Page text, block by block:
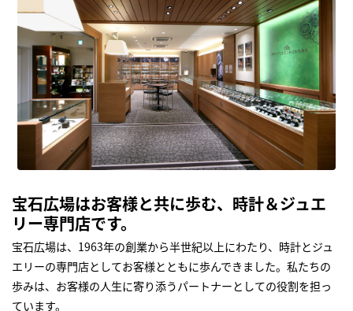
宝石広場はお客様と共に歩む、時計＆ジュエ
リー専門店です。
宝石広場は、1963年の創業から半世紀以上にわたり、時計とジュ
エリーの専門店としてお客様とともに歩んできました。私たちの
歩みは、お客様の人生に寄り添うパートナーとしての役割を担っ
ています。